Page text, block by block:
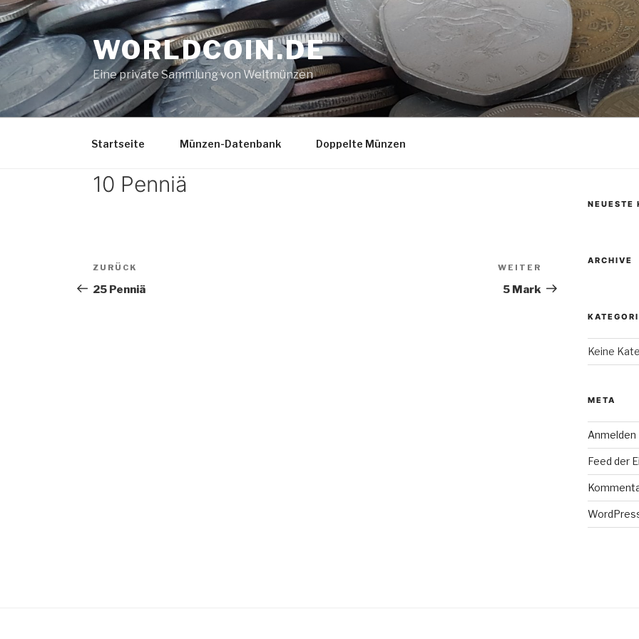
Zum
Inhalt
springen
WORLDCOIN.DE
Eine private Sammlung von Weltmünzen
Startseite Münzen-Datenbank Doppelte Münzen
10 Penniä
Beitrags-
Navigation
Vorheriger
Beitrag
ZURÜCK
25 Penniä
Beitrag
WEITER
5 Mark
NEUESTE
ARCHIVE
Keine
META
Anmelden
Feed der